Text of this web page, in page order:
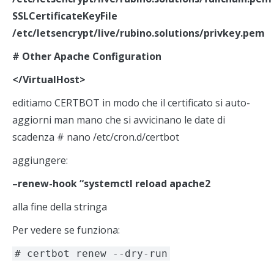
SSLCertificateKeyFile
/etc/letsencrypt/live/rubino.solutions/privkey.pem
# Other Apache Configuration
</VirtualHost>
editiamo CERTBOT in modo che il certificato si auto-
aggiorni man mano che si avvicinano le date di
scadenza # nano /etc/cron.d/certbot
aggiungere:
–renew-hook “systemctl reload apache2
alla fine della stringa
Per vedere se funziona:
# certbot renew --dry-run